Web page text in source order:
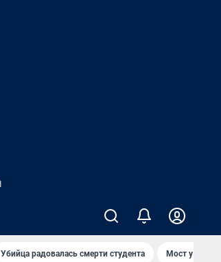
Убийца радовалась смерти студента Мост у